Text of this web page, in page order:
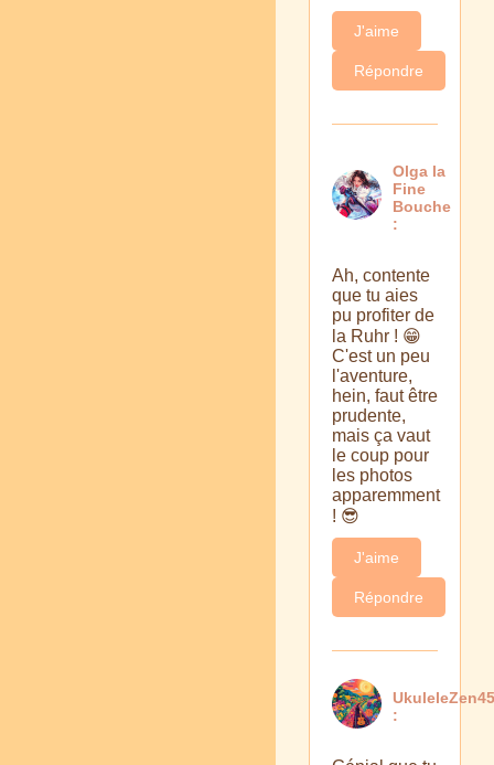
J'aime
Répondre
Olga la
Fine
Bouche
:
Ah, contente
que tu aies
pu profiter de
la Ruhr ! 😁
C'est un peu
l'aventure,
hein, faut être
prudente,
mais ça vaut
le coup pour
les photos
apparemment
! 😎
J'aime
Répondre
UkuleleZen45
: